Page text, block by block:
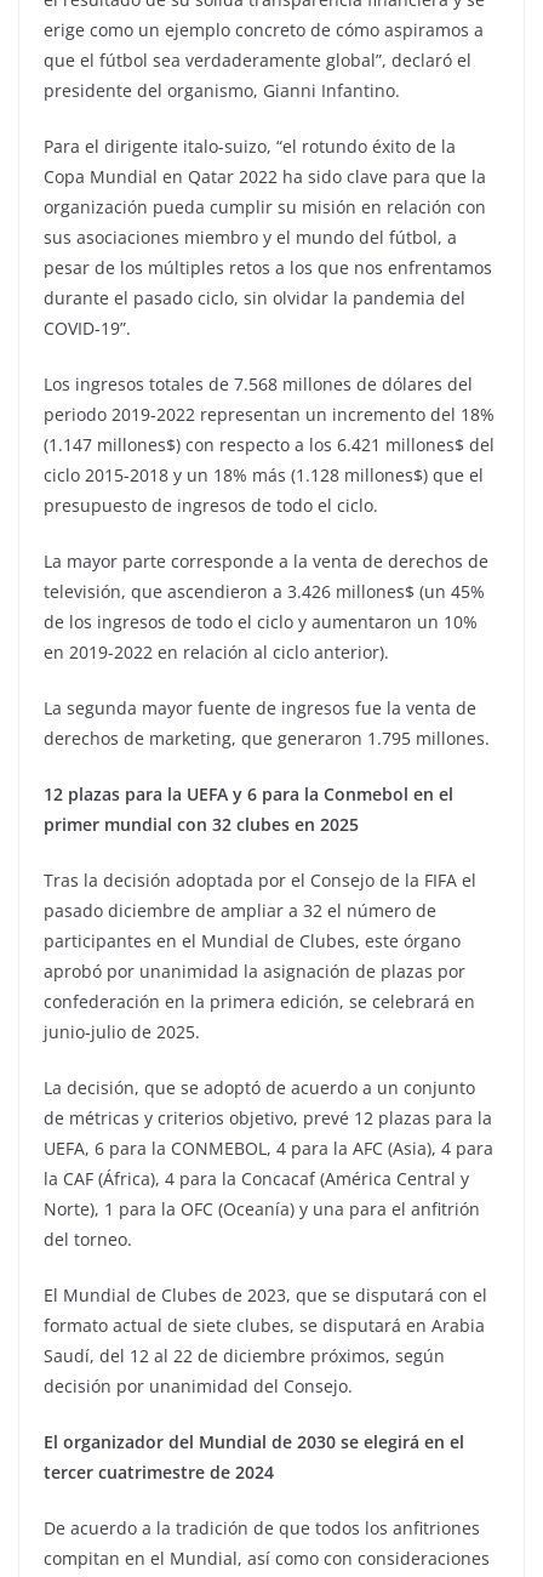
erige como un ejemplo concreto de cómo aspiramos a
que el fútbol sea verdaderamente global”, declaró el
presidente del organismo, Gianni Infantino.
Para el dirigente italo-suizo, “el rotundo éxito de la
Copa Mundial en Qatar 2022 ha sido clave para que la
organización pueda cumplir su misión en relación con
sus asociaciones miembro y el mundo del fútbol, a
pesar de los múltiples retos a los que nos enfrentamos
durante el pasado ciclo, sin olvidar la pandemia del
COVID-19”.
Los ingresos totales de 7.568 millones de dólares del
periodo 2019-2022 representan un incremento del 18%
(1.147 millones$) con respecto a los 6.421 millones$ del
ciclo 2015-2018 y un 18% más (1.128 millones$) que el
presupuesto de ingresos de todo el ciclo.
La mayor parte corresponde a la venta de derechos de
televisión, que ascendieron a 3.426 millones$ (un 45%
de los ingresos de todo el ciclo y aumentaron un 10%
en 2019-2022 en relación al ciclo anterior).
La segunda mayor fuente de ingresos fue la venta de
derechos de marketing, que generaron 1.795 millones.
12 plazas para la UEFA y 6 para la Conmebol en el
primer mundial con 32 clubes en 2025
Tras la decisión adoptada por el Consejo de la FIFA el
pasado diciembre de ampliar a 32 el número de
participantes en el Mundial de Clubes, este órgano
aprobó por unanimidad la asignación de plazas por
confederación en la primera edición, se celebrará en
junio-julio de 2025.
La decisión, que se adoptó de acuerdo a un conjunto
de métricas y criterios objetivo, prevé 12 plazas para la
UEFA, 6 para la CONMEBOL, 4 para la AFC (Asia), 4 para
la CAF (África), 4 para la Concacaf (América Central y
Norte), 1 para la OFC (Oceanía) y una para el anfitrión
del torneo.
El Mundial de Clubes de 2023, que se disputará con el
formato actual de siete clubes, se disputará en Arabia
Saudí, del 12 al 22 de diciembre próximos, según
decisión por unanimidad del Consejo.
El organizador del Mundial de 2030 se elegirá en el
tercer cuatrimestre de 2024
De acuerdo a la tradición de que todos los anfitriones
compitan en el Mundial, así como con consideraciones